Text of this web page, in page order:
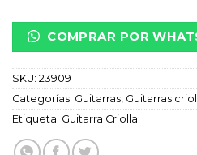
COMPRAR POR
SKU: 23909
Categorías: Guitarras Guitarras
Etiqueta: Guitarra Criolla